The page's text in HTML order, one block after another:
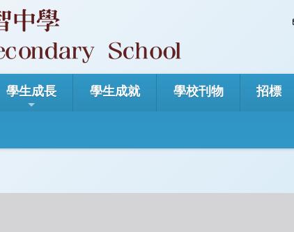
學生成長 學生成就 學校刊物 招標